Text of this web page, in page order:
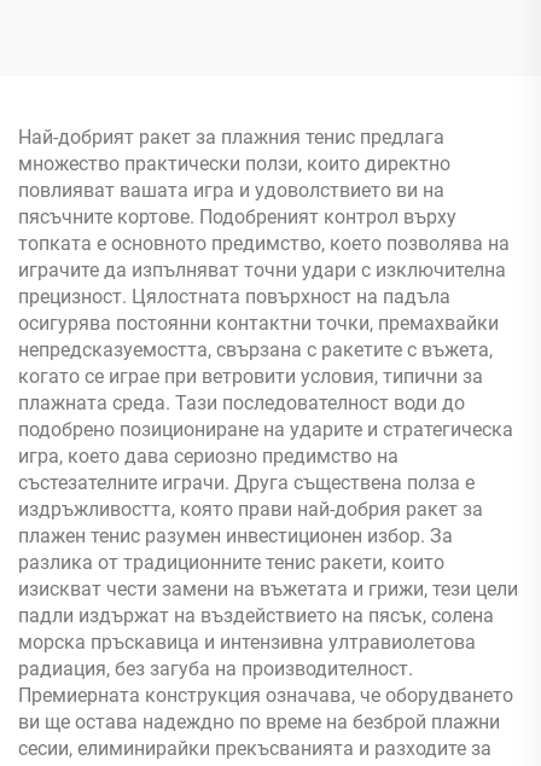
Най-добрият ракет за плажния тенис предлага
множество практически ползи, които директно
повлияват вашата игра и удоволствието ви на
пясъчните кортове. Подобреният контрол върху
топката е основното предимство, което позволява на
играчите да изпълняват точни удари с изключителна
прецизност. Цялостната повърхност на падъла
осигурява постоянни контактни точки, премахвайки
непредсказуемостта, свързана с ракетите с въжета,
когато се играе при ветровити условия, типични за
плажната среда. Тази последователност води до
подобрено позициониране на ударите и стратегическа
игра, което дава сериозно предимство на
състезателните играчи. Друга съществена полза е
издръжливостта, която прави най-добрия ракет за
плажен тенис разумен инвестиционен избор. За
разлика от традиционните тенис ракети, които
изискват чести замени на въжетата и грижи, тези цели
падли издържат на въздействието на пясък, солена
морска пръскавица и интензивна ултравиолетова
радиация, без загуба на производителност.
Премиерната конструкция означава, че оборудването
ви ще остава надеждно по време на безброй плажни
сесии, елиминирайки прекъсванията и разходите за